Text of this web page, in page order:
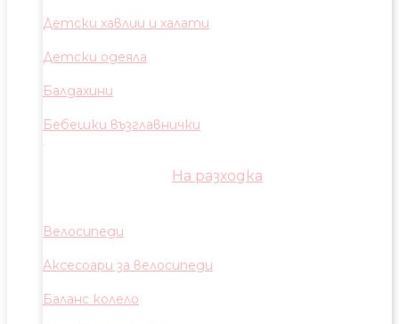
Детски хавлии и халати
Детски одеяла
Балдахини
Бебешки възглавнички
На разходка
Велосипеди
Аксесоари за велосипеди
Баланс колело